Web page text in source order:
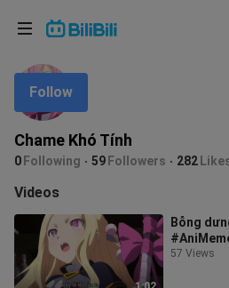
Chame Khó Tính
0 Following 59 Followers 282
Follow
Videos
Bỗng
57 Views
Language: English
In
Choose your language
English
ภาษาไทย
Tiếng Việt
Bahasa Melayu